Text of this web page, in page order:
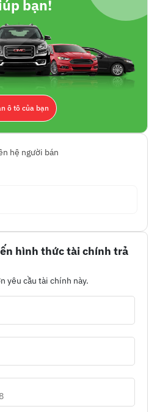
bạn!
ô tô của bạn
hệ người bán
hình thức tài chính trả
yêu cầu tài chính này.